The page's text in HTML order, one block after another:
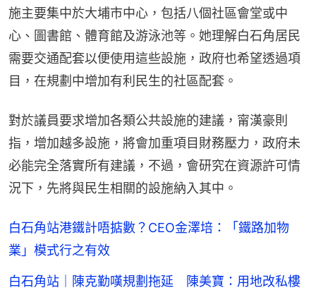
施主要集中於大埔市中心，包括八個社區會堂或中
心、圖書館、體育館及游泳池等。她理解白石角居民
需要交通配套以便使用這些設施，政府也希望透過項
目，在規劃中增加有利民生的社區配套。
對於議員要求增加各類公共設施的建議，甯漢豪則
指，增加越多設施，將會加重項目財務壓力，政府未
必能完全落實所有建議，不過，會研究在資源許可情
況下，先將與民生相關的設施納入其中。
白石角站港鐵計唔掂數？CEO金澤培：「鐵路加物
業」模式行之有效
白石角站｜陳克勤嘆規劃拖延 陳美寶：用地改私樓